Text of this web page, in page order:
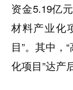
资金5.19亿
材料产业化
目”。其中，
化项目”达产